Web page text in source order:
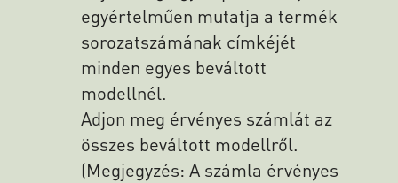
egyértelműen mutatja a termék
sorozatszámának címkéjét
minden egyes beváltott
modellnél.
Adjon meg érvényes számlát az
összes beváltott modellről.
(Megjegyzés: A számla érvényes